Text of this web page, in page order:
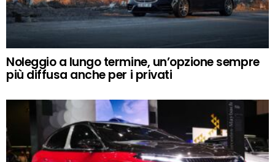
Noleggio a lungo termine, un’opzione sempre
più diffusa anche per i privati